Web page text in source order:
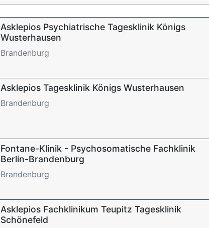
Asklepios Psychiatrische Tagesklinik Königs
Wusterhausen
Brandenburg
Asklepios Tagesklinik Königs Wusterhausen
Brandenburg
Fontane-Klinik - Psychosomatische Fachklinik
Berlin-Brandenburg
Brandenburg
Asklepios Fachklinikum Teupitz Tagesklinik
Schönefeld